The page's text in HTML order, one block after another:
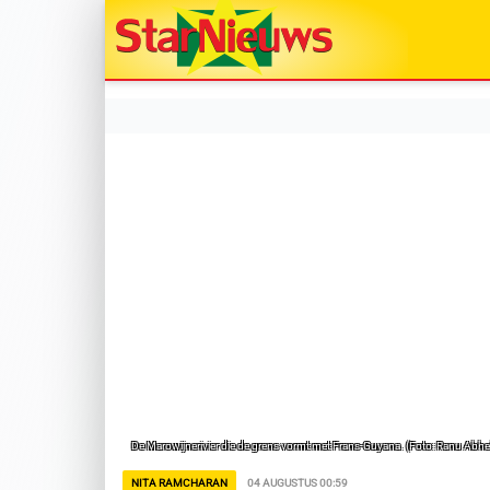
De Marowijnerivier die de grens vormt met Frans-Guyana. (Foto: Ranu
NITA RAMCHARAN 04 AUGUSTUS 00:59